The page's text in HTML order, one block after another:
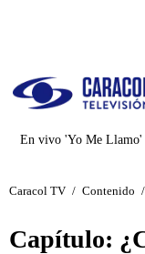
En vivo 'Yo Me Llamo'
Caracol TV / Contenido /
Capítulo: